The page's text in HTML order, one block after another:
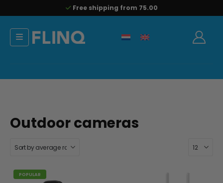
Free shipping from 75.00
Outdoor cameras
POPULAR